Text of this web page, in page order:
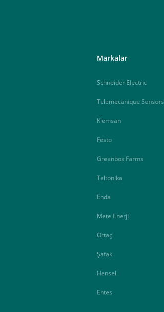
Markalar
Schneider Electric
Telemecanique Sensors
Klemsan
Festo
Greenbox Farms
Teltonika
Enda
Mete Enerji
Ortaç
Şafak
Hensel
Entes